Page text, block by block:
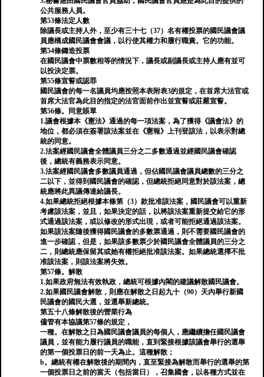
公共服務人員。
第53條法定人數
除議長或主持人外，至少有三十七（37）名有權投票的國民議會議
員應構成國民議會會議，以行使其權力和履行職責。它的功能。
第54條鑄造投票
在國民議會中票數相等的情況下，議長或副議長或主持人應有並可
以投決定票。
第55條宣誓或認罪
國民議會的每一名議員均應按照本表附表3的規定，在首席大法官或
首席大法官為此目的指定的法官面前作出並宣誓或莊嚴宣誓。
第56條。同意賬單
1.議會根據本《憲法》通過的每一項法案，為了獲得《議會法》的
地位，都必須在簽署該法案並在《憲報》上刊登該法，以表示對總
統的同意。
2.法案經國民議會全體議員三分之二多數通過並經國民議會確認
後，總統有義務表示同意。
3.法案經國民議會多數議員通過，但佔國民議會議員總數的三分之
二以下，並得到國民議會的確認，但總統拒絕同意對於該法案，總
統應將此異議傳達給議長。
4.如果總統拒絕根據本條第（3）款批准該法案，國民議會可以重新
考慮該法案，並且，如果決定的話，以將該法案重新提交給它的形
式通過該法案，或以修改的形式出現，或者可能拒絕通過該法案。
如果該法案隨後獲得國民議會的多數票通過，則不需要國民議會的
進一步確認，但是，如果該多數票少於國民議會全體議員的三分之
二，則總統應保留其或她有權拒絕批准該法案。如果總統選擇不批
准該法案，則該法案將失效。
第57條。解散
1.如果政府無法有效執政，總統可根據內閣的建議解散國民議會。
2.如果國民議會解散，則應在解散之日起九十（90）天內舉行新國
民議會的國民大選，並選舉新總統。
第五十八條解散後的營業行為
儘管有本協議第57條的規定，
一種。在解散之日為國民議會議員的每個人，應繼續擔任國民議會
議員，並有能力履行議員的職能，直到緊接根據該議會舉行的選舉
的第一個投票日的前一天為止。這種解散；
b。總統有權在解散後的期間內，直至緊接為解散而舉行的選舉的第
一個投票日之前的當天（包括當日），召集國會，以各種方式並在